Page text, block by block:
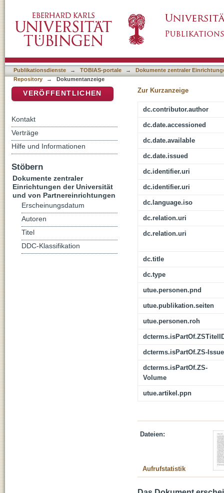
Publikationsdienste → TOBIAS-portale →
Dokumente zentraler
Repository
→ Dokumentanzeige
Zur Kurzanzeige
dc.contributor.author
dc.date.accessioned
dc.date.available
dc.date.issued
dc.identifier.uri
dc.identifier.uri
dc.language.iso
dc.relation.uri
dc.relation.uri
dc.title
dc.type
utue.personen.pnd
utue.publikation.seiten
utue.personen.roh
dcterms.isPartOf.ZS-Issue
dcterms.isPartOf.ZS-
Volume
utue.artikel.ppn
Dateien:
Aufrufstatistik
VERÖFFENTLICHEN
Kontakt
Verträge
Hilfe und Informationen
Stöbern
Dokumente zentraler
Einrichtungen der Universität
und von Partnereinrichtungen
Erscheinungsdatum
Autoren
Titel
DDC-Klassifikation